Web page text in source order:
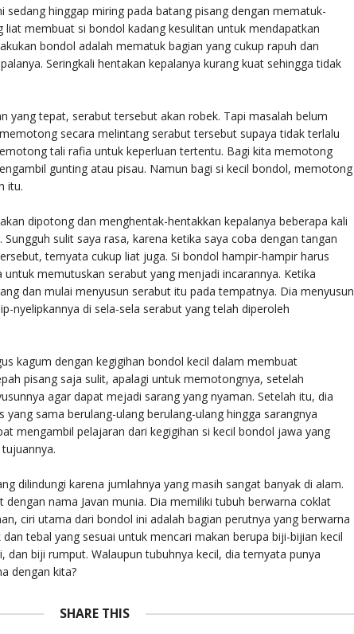
sedang hinggap miring pada batang pisang dengan mematuk-
liat membuat si bondol kadang kesulitan untuk mendapatkan
bondol adalah mematuk bagian yang cukup rapuh dan
Seringkali hentakan kepalanya kurang kuat sehingga tidak
yang tepat, serabut tersebut akan robek. Tapi masalah belum
secara melintang serabut tersebut supaya tidak terlalu
tali rafia untuk keperluan tertentu. Bagi kita memotong
gunting atau pisau. Namun bagi si kecil bondol, memotong
itu.
dipotong dan menghentak-hentakkan kepalanya beberapa kali
sulit saya rasa, karena ketika saya coba dengan tangan
ternyata cukup liat juga. Si bondol hampir-hampir harus
memutuskan serabut yang menjadi incarannya. Ketika
dan mulai menyusun serabut itu pada tempatnya. Dia menyusun
nyelipkannya di sela-sela serabut yang telah diperoleh
kagum dengan kegigihan bondol kecil dalam membuat
pisang saja sulit, apalagi untuk memotongnya, setelah
agar dapat mejadi sarang yang nyaman. Setelah itu, dia
yang sama berulang-ulang berulang-ulang hingga sarangnya
mengambil pelajaran dari kegigihan si kecil bondol jawa yang
dilindungi karena jumlahnya yang masih sangat banyak di alam.
dengan nama Javan munia. Dia memiliki tubuh berwarna coklat
ciri utama dari bondol ini adalah bagian perutnya yang berwarna
tebal yang sesuai untuk mencari makan berupa biji-bijian kecil
dan biji rumput. Walaupun tubuhnya kecil, dia ternyata punya
dengan kita?
SHARE THIS